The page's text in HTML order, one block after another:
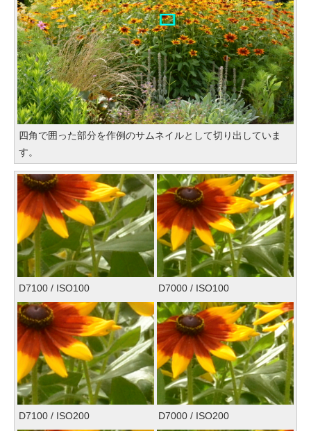
四角で囲った部分を作例のサムネイルとして切り出していま
す。
D7100 / ISO100 D7000 / ISO100
D7100 / ISO200 D7000 / ISO200